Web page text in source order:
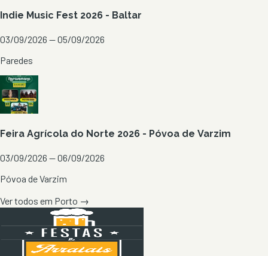
Indie Music Fest 2026 - Baltar
03/09/2026 — 05/09/2026
Paredes
Feira Agrícola do Norte 2026 - Póvoa de Varzim
03/09/2026 — 06/09/2026
Póvoa de Varzim
Ver todos em Porto →